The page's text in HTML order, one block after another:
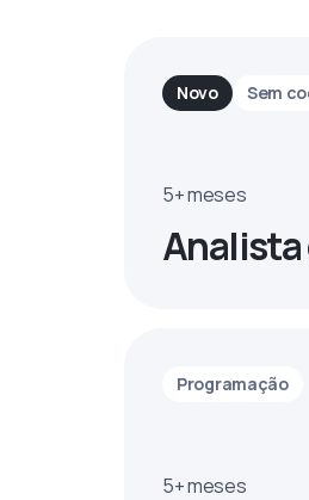
Novo Sem
5+ meses
Analista
Programação
5+ meses